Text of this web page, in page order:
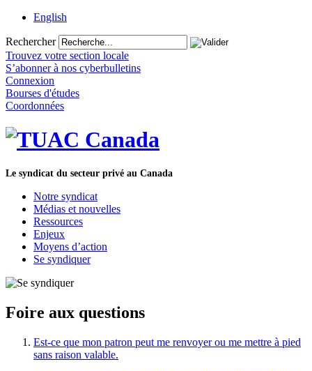
English
Rechercher
Trouvez votre section locale
S’abonner à nos cyberbulletins
Connexion
Bourses d'études
Coordonnées
Le syndicat du secteur privé au Canada
Notre syndicat
Médias et nouvelles
Ressources
Enjeux
Moyens d’action
Se syndiquer
Foire aux questions
Est-ce que mon patron peut me renvoyer ou me mettre à pied
sans raison valable.